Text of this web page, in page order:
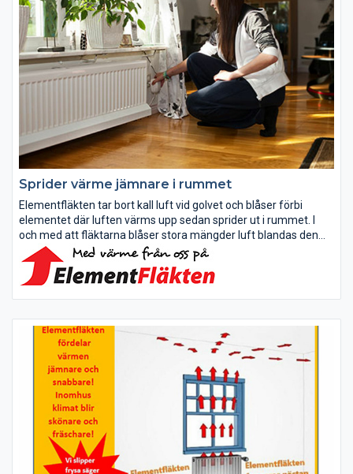
Sprider värme jämnare i rummet
Elementfläkten tar bort kall luft vid golvet och blåser förbi
elementet där luften värms upp sedan sprider ut i rummet. I
och med att fläktarna blåser stora mängder luft blandas den
varma luften från elementet upp med rumsluften i stället för
att...